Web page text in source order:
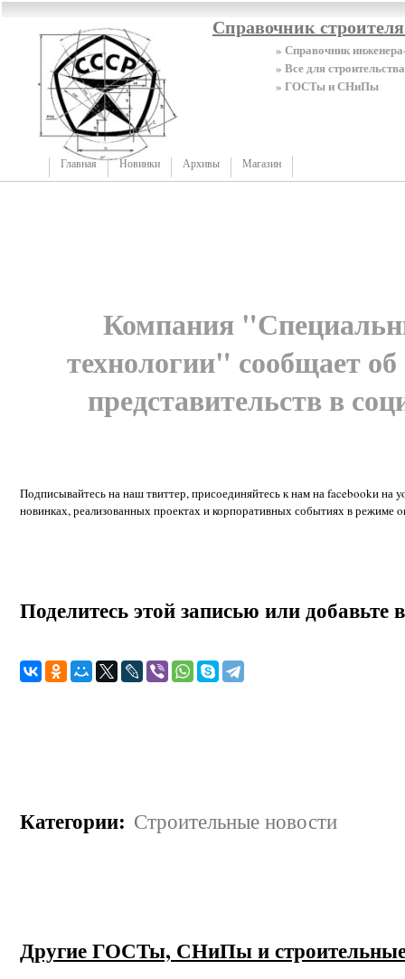
Справочник
» Справочник
» Все для строительства
» ГОСТы и СНиПы
Главная Новинки Архивы Магазин
Компания
технологии" сообщает
представительств в
Подписывайтесь на наш твиттер, присоединяйтесь к нам на facebookи
новинках, реализованных проектах и корпоративных событиях в режиме
Поделитесь этой записью или добавьте
Категории: Строительные новости
Другие ГОСТы, СНиПы и строительные